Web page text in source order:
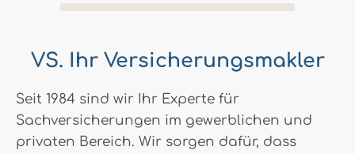
VS. Ihr Versicherungsmakler
Seit 1984 sind wir Ihr Experte für
Sachversicherungen im gewerblichen und
privaten Bereich. Wir sorgen dafür, dass